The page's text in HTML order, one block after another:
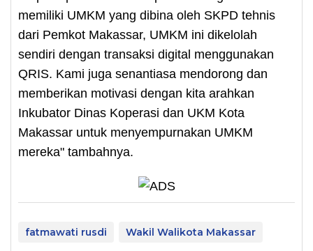
memiliki UMKM yang dibina oleh SKPD tehnis
dari Pemkot Makassar, UMKM ini dikelolah
sendiri dengan transaksi digital menggunakan
QRIS. Kami juga senantiasa mendorong dan
memberikan motivasi dengan kita arahkan
Inkubator Dinas Koperasi dan UKM Kota
Makassar untuk menyempurnakan UMKM
mereka" tambahnya.
fatmawati rusdi Wakil Walikota Makassar